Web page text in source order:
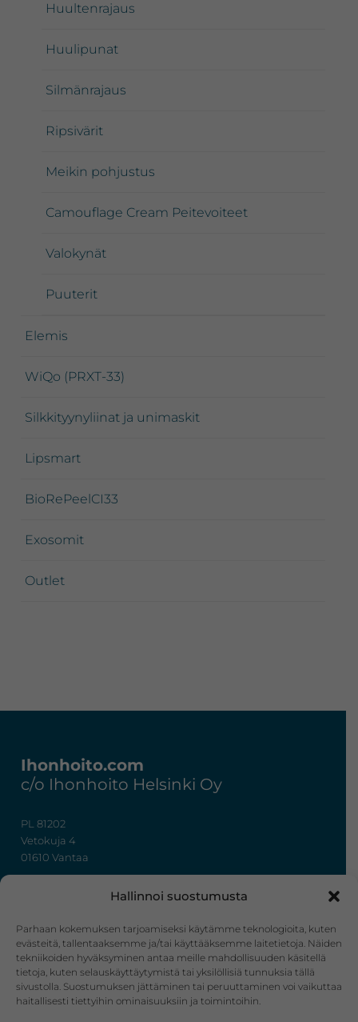
Hallinnoi suostumusta
Parhaan kokemuksen tarjoamiseksi käytämme teknologioita, kuten
evästeitä, tallentaaksemme ja/tai käyttääksemme laitetietoja. Näiden
tekniikoiden hyväksyminen antaa meille mahdollisuuden käsitellä
tietoja, kuten selauskäyttäytymistä tai yksilöllisiä tunnuksia tällä
sivustolla. Suostumuksen jättäminen tai peruuttaminen voi vaikuttaa
haitallisesti tiettyihin ominaisuuksiin ja toimintoihin.
Huultenrajaus
Huulipunat
Silmänrajaus
Ripsivärit
Meikin pohjustus
Camouflage Cream Peitevoiteet
Valokynät
Puuterit
Elemis
WiQo (PRXT-33)
Silkkityynyliinat ja unimaskit
Lipsmart
BioRePeelCI33
Exosomit
Outlet
Ihonhoito.com
c/o Ihonhoito Helsinki Oy
PL 81202
Vetokuja 4
01610 Vantaa
info@ihonhoito.com
Facebook Instagram
Verkkokauppa